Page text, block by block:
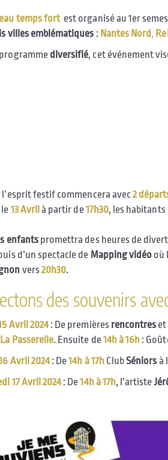
temps fortest organisé au 1er
villes emblématiques : Nantes Nord,
diversifié, cet événement
l’esprit festif commencera avec2
le 13 Avril à partir de17h30, les
enfantspromettra des heures de
d’un spectacle de Mappingvidéo où
vers20h30.
des souvenirs
Avril 2024: De premières rencontres et
La Passerelle. Ensuite de14h à 16h :
Avril 2024: De14h à 17hClubSéniors à
17 Avril 2024: De14h à 17h, l’artiste